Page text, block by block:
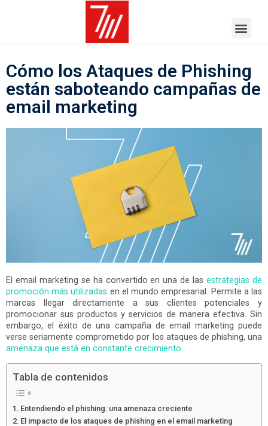
Cómo los Ataques de Phishing
están saboteando campañas de
email marketing
El email marketing se ha convertido en una de lasestrategias de
promoción más utilizadas en el mundo empresarial. Permite a las
marcas llegar directamente a sus clientes potenciales y
promocionar sus productos y servicios de manera efectiva. Sin
embargo, el éxito de una campaña de email marketing puede
verse seriamente comprometido por los ataques de phishing, una
amenaza que está en constante crecimiento
Tabla de contenidos
Entendiendo el phishing: una amenaza creciente
El impacto de los ataques de phishing en el email marketing